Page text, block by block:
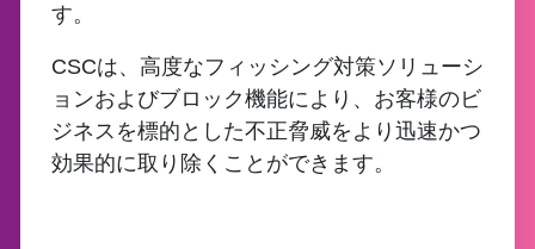
す。
CSCは、高度なフィッシング対策ソリューシ
ョンおよびブロック機能により、お客様のビ
ジネスを標的とした不正脅威をより迅速かつ
効果的に取り除くことができます。